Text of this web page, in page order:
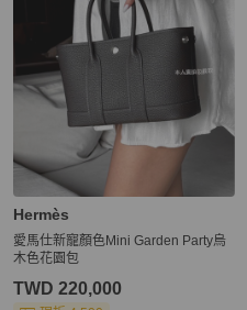
Hermès
愛馬仕新寵顏色Mini Garden Party烏
木色花園包
TWD 220,000